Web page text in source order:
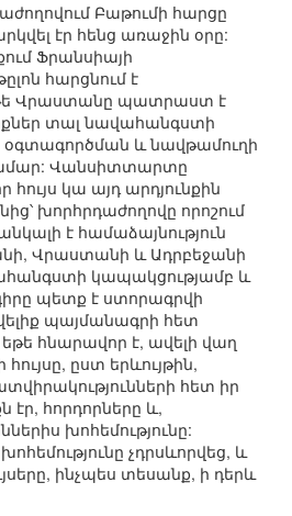
Բաթումի հարցը
էր հենց առաջին օրը:
Ֆրանսիայի
հարցնում է
Վրաստանը պատրաստ է
տալ նավահանգստի
և նավթամուղի
Վանսիտտարտը
կա այդ արդյունքին
խորհրդաժողովը որոշում
է համաձայնություն
Վրաստանի և Ադրբեջանի
կապակցությամբ և
պետք է ստորագրվի
պայմանագրի հետ
հնարավոր է, ավելի վաղ
ըստ երևույթին,
հետ իր
հորդորները և,
խոհեմությունը:
չդրսևորվեց, և
ինչպես տեսանք, ի դերև